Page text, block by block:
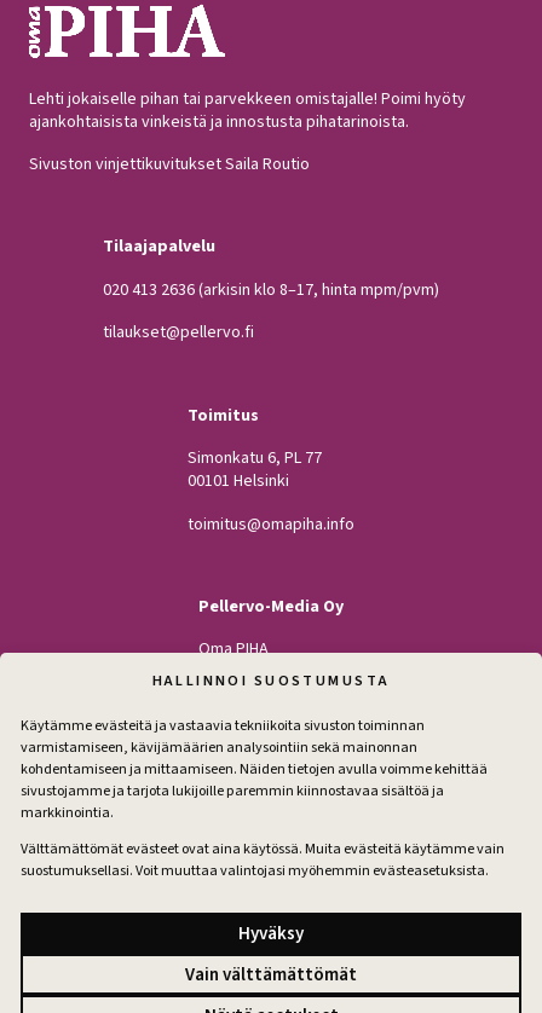
HALLINNOI SUOSTUMUSTA
Käytämme evästeitä ja vastaavia tekniikoita sivuston toiminnan
varmistamiseen, kävijämäärien analysointiin sekä mainonnan
kohdentamiseen ja mittaamiseen. Näiden tietojen avulla voimme kehittää
sivustojamme ja tarjota lukijoille paremmin kiinnostavaa sisältöä ja
markkinointia.
Välttämättömät evästeet ovat aina käytössä. Muita evästeitä käytämme vain
suostumuksellasi. Voit muuttaa valintojasi myöhemmin evästeasetuksista.
Hyväksy
Vain välttämättömät
Lehti jokaiselle pihan tai parvekkeen omistajalle! Poimi hyöty
ajankohtaisista vinkeistä ja innostusta pihatarinoista.
Sivuston vinjettikuvitukset Saila Routio
Tilaajapalvelu
020 413 2636(arkisin klo 8–17, hinta mpm/pvm)
tilaukset@pellervo.fi
Toimitus
Simonkatu 6, PL 77
00101 Helsinki
toimitus@omapiha.info
Pellervo-Media Oy
Oma PIHA
Kodin Pellervo
Maatilan Pellervo
Facebook
Instagram